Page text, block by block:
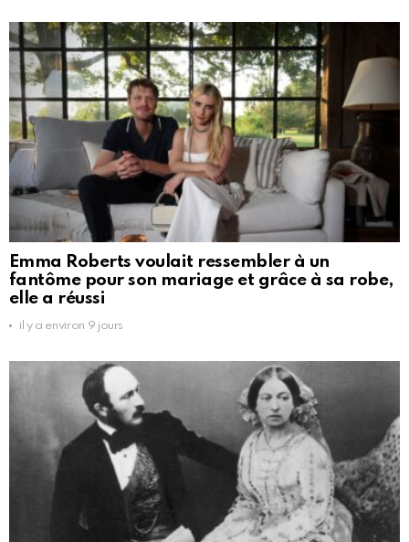
Emma Roberts voulait ressembler à un
fantôme pour son mariage et grâce à sa robe,
elle a réussi
il y a environ 9 jours